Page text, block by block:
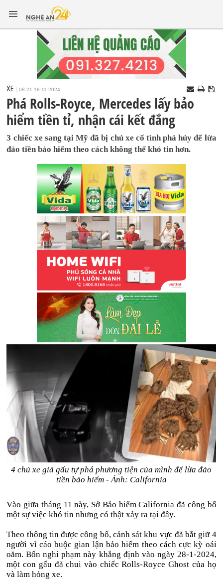
XE 08:21 18-11-2024
Phá Rolls-Royce, Mercedes lấy bảo
hiểm tiền tỉ, nhận cái kết đắng
3 chiếc xe sang tại Mỹ đã bị chủ xe cố tình phá hủy để lừa
đảo tiền bảo hiểm theo cách không thể khó tin hơn.
4 chủ xe giả gấu tự phá phương tiện của mình để lừa đảo
tiền bảo hiểm - Ảnh: California
Vào giữa tháng 11 này, Sở Bảo hiểm California đã công bố
một sự việc khó tin nhưng có thật xảy ra tại đây.
Theo thông tin được công bố, cảnh sát khu vực đã bắt giữ 4
người vì cáo buộc gian lận bảo hiểm theo cách cực kỳ oái
oăm. Bốn nghi phạm này khẳng định vào ngày 28-1-2024,
một con gấu đã chui vào chiếc Rolls-Royce Ghost của họ
và làm hỏng xe.